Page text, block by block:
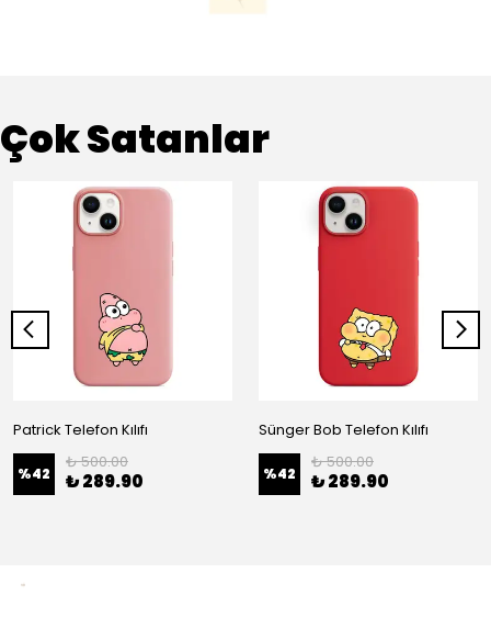
Çok Satanlar
Patrick Telefon Kılıfı
%42
₺ 500.00
₺ 289.90
Sünger Bob Telefon Kılıfı
%42
₺ 500.00
₺ 289.90